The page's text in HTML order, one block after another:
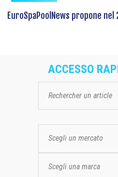
EuroSpaPoolNews propone
ACCESSO
Scegli un mercato
Scegli una marca